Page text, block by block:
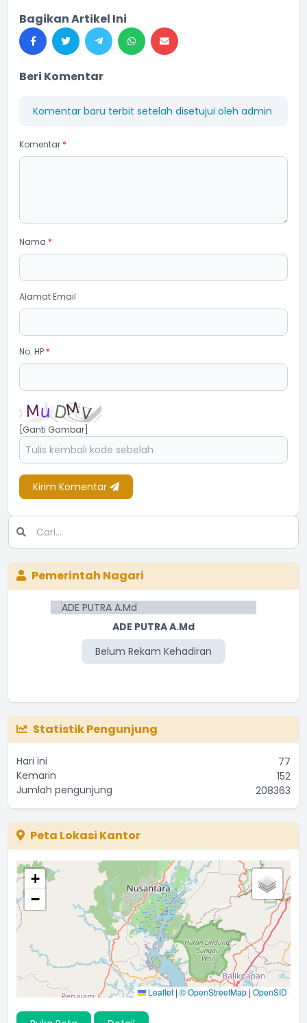
Bagikan Artikel Ini
Beri Komentar
Komentar baru terbit setelah disetujui oleh admin
Komentar *
Nama *
Alamat Email
No. HP *
[Ganti Gambar]
Kirim Komentar
Pemerintah Nagari
ADE PUTRA A.Md
Belum Rekam Kehadiran
Statistik Pengunjung
Hari ini
77
Kemarin
152
Jumlah pengunjung
208363
Peta Lokasi Kantor
+
−
Leaflet | © OpenStreetMap| OpenSID